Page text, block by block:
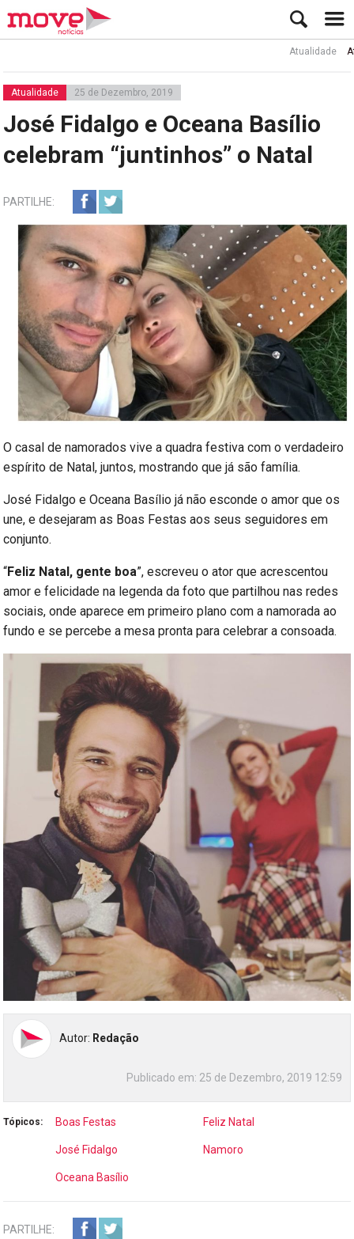
Atualidade Ator
Atualidade 25 de Dezembro, 2019
José Fidalgo e Oceana Basílio
celebram “juntinhos” o Natal
PARTILHE:
O casal de namorados vive a quadra festiva com o verdadeiro
espírito de Natal, juntos, mostrando que já são família.
José Fidalgo e Oceana Basílio já não esconde o amor que os
une, e desejaram as Boas Festas aos seus seguidores em
conjunto.
“Feliz Natal, gente boa”, escreveu o ator que acrescentou
amor e felicidade na legenda da foto que partilhou nas redes
sociais, onde aparece em primeiro plano com a namorada ao
fundo e se percebe a mesa pronta para celebrar a consoada.
Autor: Redação
Publicado em: 25 de Dezembro, 2019 12:59
Tópicos: Boas Festas Feliz Natal
José Fidalgo Namoro
Oceana Basílio
PARTILHE: